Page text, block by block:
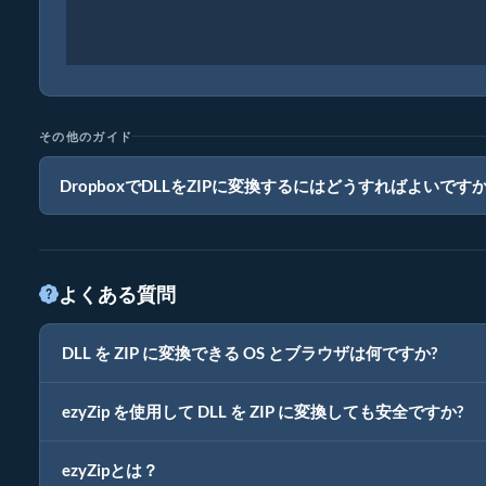
その他のガイド
DropboxでDLLをZIPに変換するにはどうすればよいです
よくある質問
DLL を ZIP に変換できる OS とブラウザは何ですか?
ezyZip を使用して DLL を ZIP に変換しても安全ですか?
ezyZipとは？